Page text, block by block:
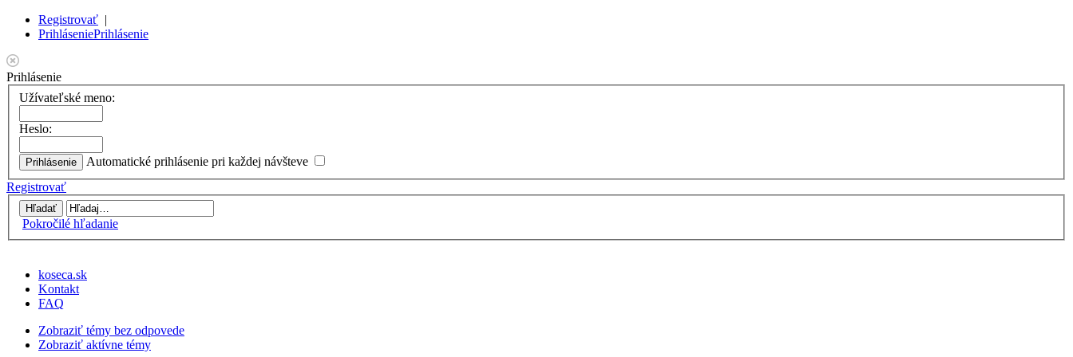
Registrovať |
PrihláseniePrihlásenie
Prihlásenie
Užívateľské meno:
Heslo:
Automatické prihlásenie pri každej návšteve
Registrovať
Pokročilé hľadanie
koseca.sk
Kontakt
FAQ
Zobraziť témy bez odpovede
Zobraziť aktívne témy